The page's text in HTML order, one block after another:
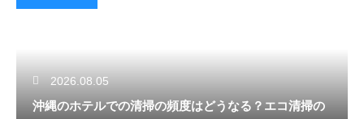
2026.08.05
沖縄のホテルでの清掃の頻度はどうなる？エコ清掃の